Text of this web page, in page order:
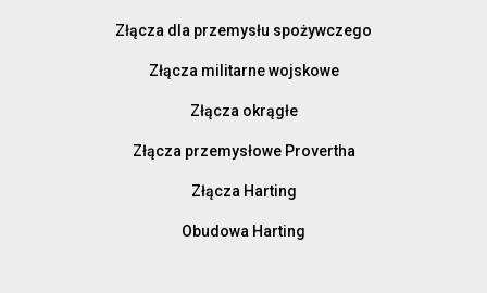
Złącza dla przemysłu spożywczego
Złącza militarne wojskowe
Złącza okrągłe
Złącza przemysłowe Provertha
Złącza Harting
Obudowa Harting